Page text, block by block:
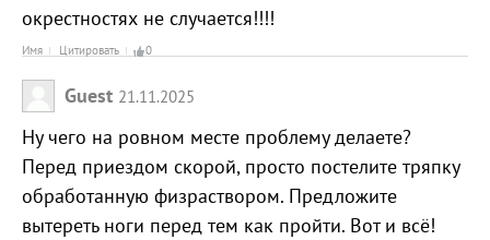
окрестностях не случается!!!!
Имя Цитировать 0
Guest 21.11.2025
Ну чего на ровном месте проблему делаете?
Перед приездом скорой, просто постелите тряпку
обработанную физраствором. Предложите
вытереть ноги перед тем как пройти. Вот и всё!